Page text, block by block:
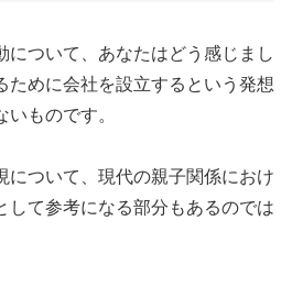
について、あなたはどう感じまし
ために会社を設立するという発想
ものです。
について、現代の親子関係におけ
して参考になる部分もあるのでは